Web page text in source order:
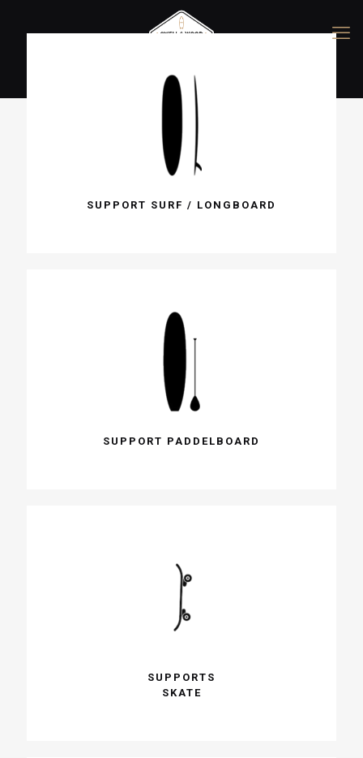
0,00
SUPPORT SURF / LONGBOARD
SUPPORT PADDELBOARD
SUPPORTS
SKATE